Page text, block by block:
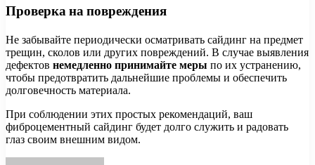
Проверка на повреждения
Не забывайте периодически осматривать сайдинг на предмет
трещин, сколов или других повреждений. В случае выявления
дефектов немедленно принимайте меры по их устранению,
чтобы предотвратить дальнейшие проблемы и обеспечить
долговечность материала.
При соблюдении этих простых рекомендаций, ваш
фиброцементный сайдинг будет долго служить и радовать
глаз своим внешним видом.